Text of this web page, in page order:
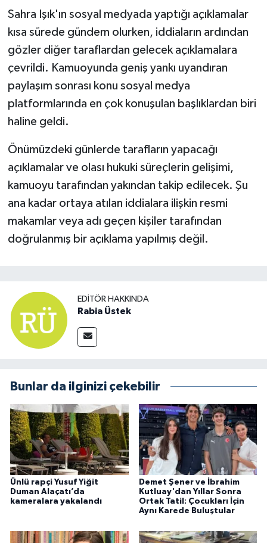
Sahra Işık'ın sosyal medyada yaptığı açıklamalar
kısa sürede gündem olurken, iddiaların ardından
gözler diğer taraflardan gelecek açıklamalara
çevrildi. Kamuoyunda geniş yankı uyandıran
paylaşım sonrası konu sosyal medya
platformlarında en çok konuşulan başlıklardan biri
haline geldi.
Önümüzdeki günlerde tarafların yapacağı
açıklamalar ve olası hukuki süreçlerin gelişimi,
kamuoyu tarafından yakından takip edilecek. Şu
ana kadar ortaya atılan iddialara ilişkin resmi
makamlar veya adı geçen kişiler tarafından
doğrulanmış bir açıklama yapılmış değil.
EDITÖR HAKKINDA
Rabia Üstek
Bunlar da ilginizi çekebilir
Ünlü rapçi Yusuf Yiğit
Duman Alaçatı’da
kameralara yakalandı
Demet Şener ve İbrahim
Kutluay'dan Yıllar Sonra
Ortak Tatil: Çocukları İçin
Aynı Karede Buluştular